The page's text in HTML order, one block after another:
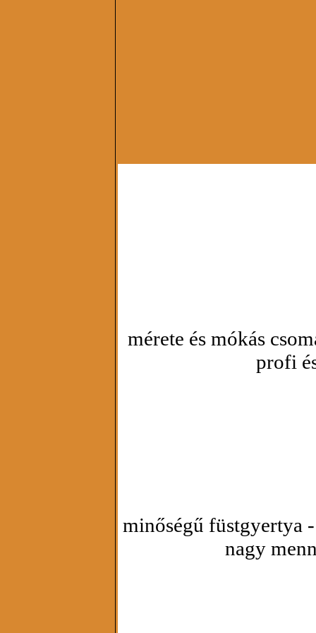
mérete és mókás
profi
minőségű füstgyertya
nagy